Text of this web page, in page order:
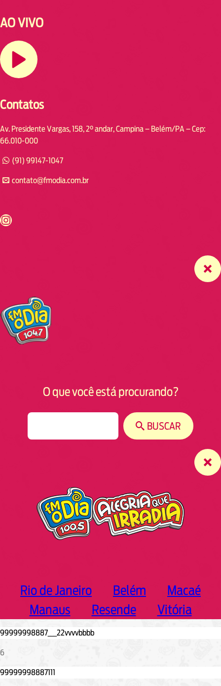
AO VIVO
Contatos
Av. Presidente Vargas, 158, 2° andar, Campina – Belém/PA – Cep:
66.010-000
(91) 99147-1047
contato@fmodia.com.br
https://www.instagram.com/fmodia.cabofrio/
O que você está procurando?
BUSCAR
Rio de Janeiro Belém
Macaé
Manaus
Resende Vitória
6